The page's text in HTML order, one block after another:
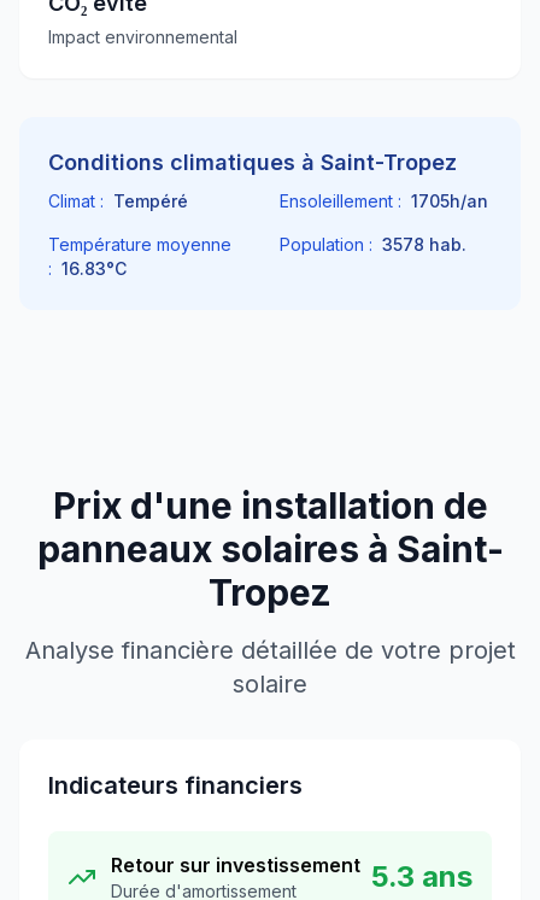
Impact environnemental
Conditions climatiques à Saint-Tropez
Climat : Tempéré Ensoleillement : 1705h/an
Température moyenne
: 16.83°C
Population : 3578 hab.
Prix d'une installation de
panneaux solaires à Saint-
Tropez
Analyse financière détaillée de votre projet
solaire
Indicateurs financiers
Retour sur investissement
Durée d'amortissement 5.3 ans